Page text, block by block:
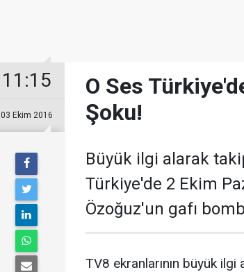
11:15
03 Ekim 2016
O Ses
Şoku!
Büyük ilgi alarak
Türkiye'de 2 Ekim
Özoğuz'un gafı
TV8 ekranlarının büyük